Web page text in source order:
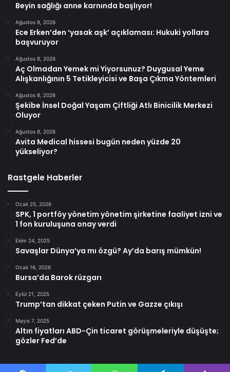
Beyin sağlığı anne karnında başlıyor!
Ağustos 8, 2026
Ece Erken’den ‘yasak aşk’ açıklaması: Hukuki yollara
başvuruyor
Ağustos 8, 2026
Aç Olmadan Yemek mi Yiyorsunuz? Duygusal Yeme
Alışkanlığının 5 Tetikleyicisi ve Başa Çıkma Yöntemleri
Ağustos 8, 2026
Şekibe İnsel Doğal Yaşam Çiftliği Atlı Binicilik Merkezi
Oluyor
Ağustos 8, 2026
Avita Medical hissesi bugün neden yüzde 20
yükseliyor?
Rastgele Haberler
Ocak 25, 2026
SPK, 1 portföy yönetim yönetim şirketine faaliyet izni ve
1 fon kuruluşuna onay verdi
Ekim 24, 2025
Savaşlar Dünya’ya mı özgü? Ay’da barış mümkün!
Ocak 16, 2026
Bursa’da Barok rüzgarı
Eylül 21, 2025
Trump’tan dikkat çeken Putin ve Gazze çıkışı
Mayıs 7, 2025
Altın fiyatları ABD-Çin ticaret görüşmeleriyle düşüşte;
gözler Fed’de